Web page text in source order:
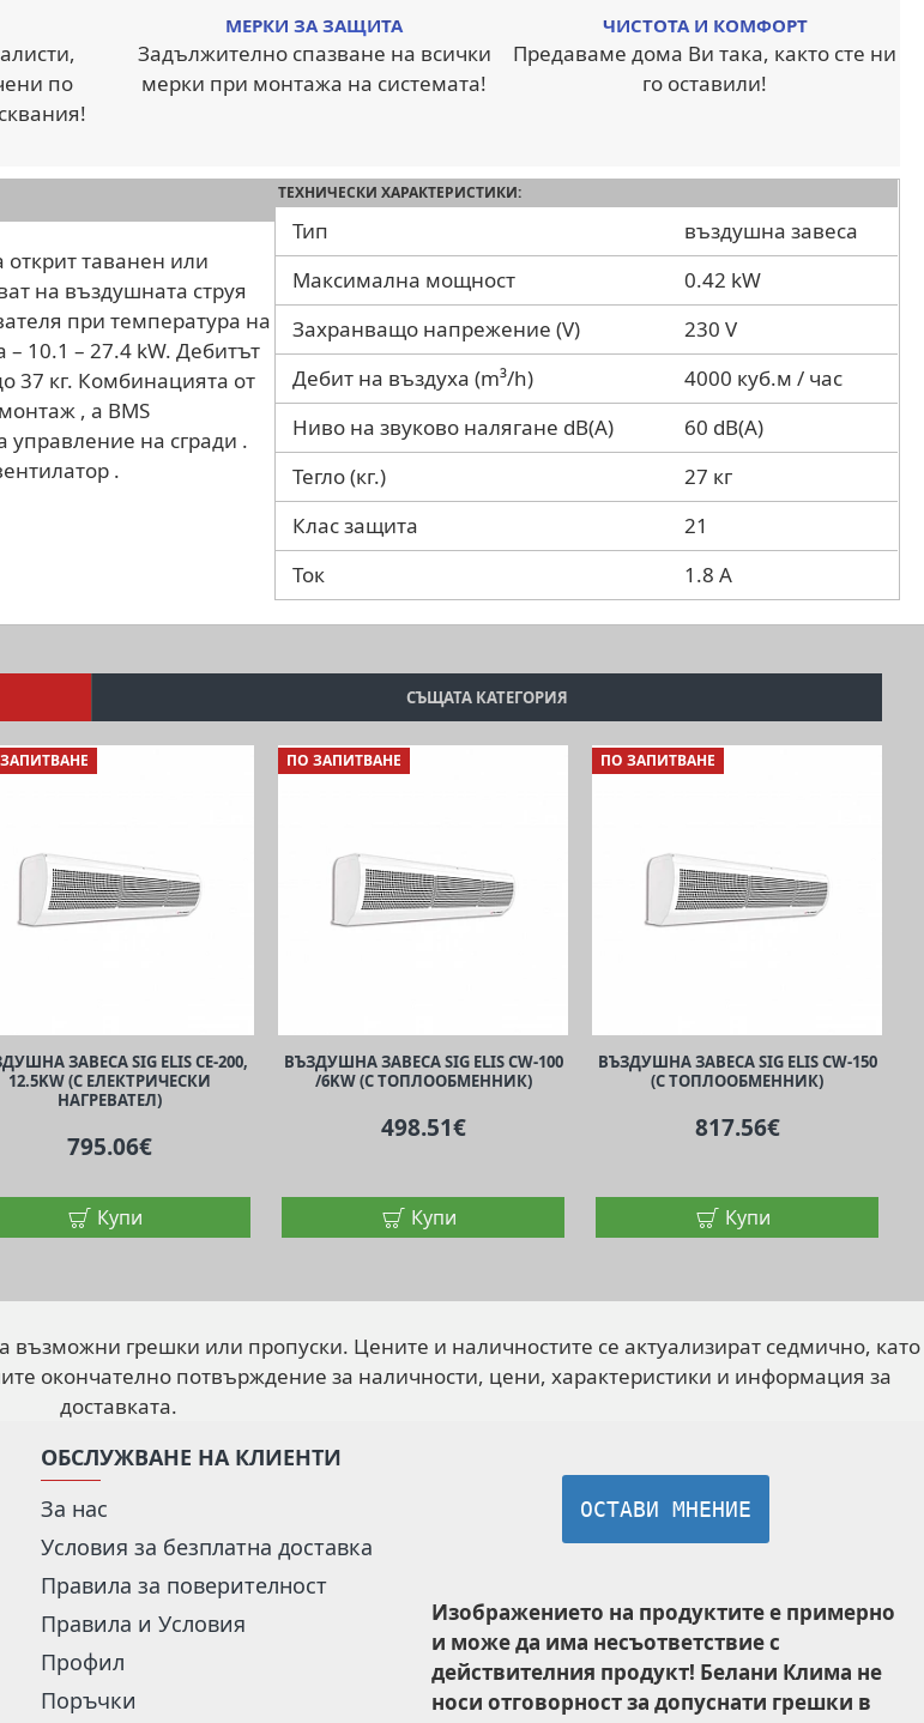
по
МЕРКИ ЗА ЗАЩИТА
Задължително спазване на всички
мерки при монтажа на системата!
ЧИСТОТА И КОМФОРТ
Предаваме дома Ви така, както сте ни
го оставили!
открит таванен или
на въздушната струя
при температура на
– 10.1 – 27.4 kW. Дебитът
37 кг. Комбинацията от
, а BMS
управление на сгради .
.
ТЕХНИЧЕСКИ ХАРАКТЕРИСТИКИ:
Тип
въздушна завеса
Максимална мощност
0.42 kW
Захранващо напрежение (V)
230 V
Дебит на въздуха (m³/h)
4000 куб.м / час
Ниво на звуково налягане dB(A)
60 dB(A)
Тегло (кг.)
27 кг
Клас защита
21
Ток
1.8 А
СЪЩАТА КАТЕГОРИЯ
ЗАВЕСА SIG ELIS CE-200,
12.5KW (С ЕЛЕКТРИЧЕСКИ
НАГРЕВАТЕЛ)
795.06€
Купи
ПО ЗАПИТВАНЕ
ВЪЗДУШНА ЗАВЕСА SIG ELIS CW-100
/6KW (С ТОПЛООБМЕННИК)
498.51€
Купи
ПО ЗАПИТВАНЕ
ВЪЗДУШНА ЗАВЕСА SIG ELIS CW-150
(С ТОПЛООБМЕННИК)
817.56€
Купи
възможни грешки или пропуски. Цените и наличностите се актуализират седмично, като
окончателно потвърждение за наличности, цени, характеристики и информация за
доставката.
ОБСЛУЖВАНЕ НА КЛИЕНТИ
За нас
Условия за безплатна доставка
Правила за поверителност
Правила и Условия
Профил
Поръчки
ОСТАВИ МНЕНИЕ
Изображението на продуктите е примерно
и може да има несъответствие с
действителния продукт! Белани Клима не
носи отговорност за допуснати грешки в